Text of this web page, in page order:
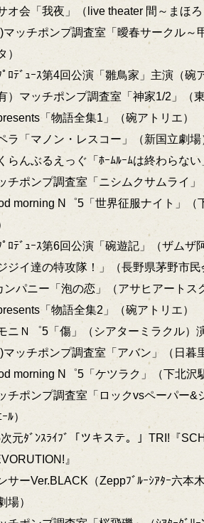
オ会「我夜」（live theater 間～まほ
マッチポンプ調査室「曖春サークル～
）
ﾟﾛﾃﾞｭｰｽ第4回公演「雛鳥家」主演（碗
有）マッチポンプ調査室「神家1/2」（
「物語全集1」（碗アトリエ）
ラ「マノン・レスコー」（新国立劇場
らんぶるえっぐ「ﾎｰﾑﾙｰﾑは終わらない
チポンプ調査室「ニシムクサムライ」
morning N゜5「世界征服ナイト」（
ﾟﾛﾃﾞｭｰｽ第6回公演「碗遊記」（ザムザ
ジジイ達の特攻隊！」（長野県茅野市
ンパニー「泡の恋」（アサヒアートス
「物語全集2」（碗アトリエ）
ニＮ゜5「傷」（シアターミラクル）
マッチポンプ調査室「アバン」（日暮
morning N゜5「ケツラク」（下北沢
チポンプ調査室「ロックvsペーパー&
ﾙ）
元ﾀﾞﾝｽﾗｲﾌﾞ「ツキステ。」TRI!『
』
サーVer.BLACK（Zeppﾌﾞﾙｰｼｱﾀｰ六本
場）